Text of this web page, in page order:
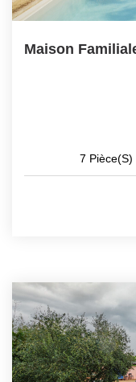
7 Pièce(s)